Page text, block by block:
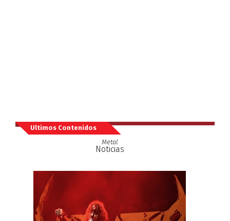
Ultimos Contenidos
Metal
Noticias